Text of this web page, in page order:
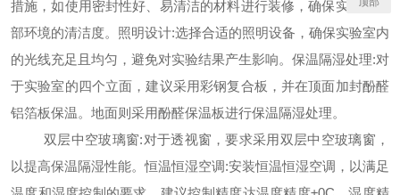
措施，如使用密封性好、易清洁的材料进行装修，确保实验室内
部环境的清洁度。照明设计:选择合适的照明设备，确保实验室内
的光线充足且均匀，避免对实验结果产生影响。保温隔湿处理:对
于实验室的四个立面，建议采用彩钢复合板，并在顶面加封酚醛
铝箔板保温。地面则采用酚醛保温板进行保温隔湿处理。
双层中空玻璃窗:对于透视窗，要求采用双层中空玻璃窗，
以提高保温隔湿性能。恒温恒湿空调:安装恒温恒湿空调，以满足